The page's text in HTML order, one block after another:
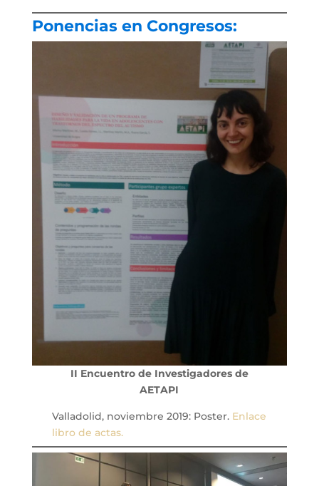
Ponencias en Congresos:
II Encuentro de Investigadores de
AETAPI
Valladolid, noviembre 2019: Poster. Enlace
libro de actas.